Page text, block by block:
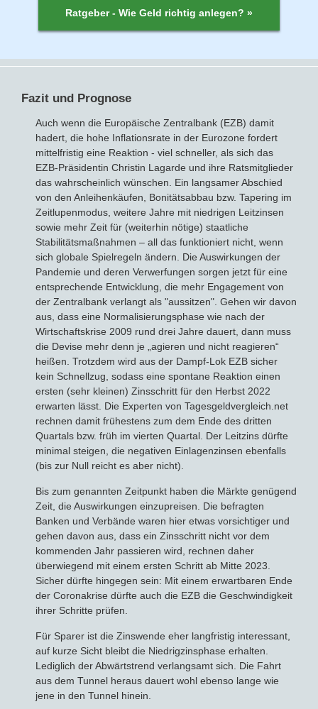
Ratgeber - Wie Geld richtig anlegen? »
Fazit und Prognose
Auch wenn die Europäische Zentralbank (EZB) damit
hadert, die hohe Inflationsrate in der Eurozone fordert
mittelfristig eine Reaktion - viel schneller, als sich das
EZB-Präsidentin Christin Lagarde und ihre Ratsmitglieder
das wahrscheinlich wünschen. Ein langsamer Abschied
von den Anleihenkäufen, Bonitätsabbau bzw. Tapering im
Zeitlupenmodus, weitere Jahre mit niedrigen Leitzinsen
sowie mehr Zeit für (weiterhin nötige) staatliche
Stabilitätsmaßnahmen – all das funktioniert nicht, wenn
sich globale Spielregeln ändern. Die Auswirkungen der
Pandemie und deren Verwerfungen sorgen jetzt für eine
entsprechende Entwicklung, die mehr Engagement von
der Zentralbank verlangt als "aussitzen". Gehen wir davon
aus, dass eine Normalisierungsphase wie nach der
Wirtschaftskrise 2009 rund drei Jahre dauert, dann muss
die Devise mehr denn je „agieren und nicht reagieren“
heißen. Trotzdem wird aus der Dampf-Lok EZB sicher
kein Schnellzug, sodass eine spontane Reaktion einen
ersten (sehr kleinen) Zinsschritt für den Herbst 2022
erwarten lässt. Die Experten von Tagesgeldvergleich.net
rechnen damit frühestens zum dem Ende des dritten
Quartals bzw. früh im vierten Quartal. Der Leitzins dürfte
minimal steigen, die negativen Einlagenzinsen ebenfalls
(bis zur Null reicht es aber nicht).
Bis zum genannten Zeitpunkt haben die Märkte genügend
Zeit, die Auswirkungen einzupreisen. Die befragten
Banken und Verbände waren hier etwas vorsichtiger und
gehen davon aus, dass ein Zinsschritt nicht vor dem
kommenden Jahr passieren wird, rechnen daher
überwiegend mit einem ersten Schritt ab Mitte 2023.
Sicher dürfte hingegen sein: Mit einem erwartbaren Ende
der Coronakrise dürfte auch die EZB die Geschwindigkeit
ihrer Schritte prüfen.
Für Sparer ist die Zinswende eher langfristig interessant,
auf kurze Sicht bleibt die Niedrigzinsphase erhalten.
Lediglich der Abwärtstrend verlangsamt sich. Die Fahrt
aus dem Tunnel heraus dauert wohl ebenso lange wie
jene in den Tunnel hinein.